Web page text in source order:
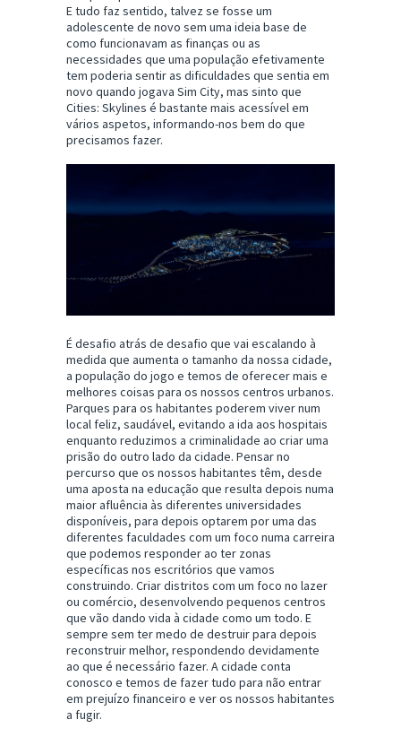
E tudo faz sentido, talvez se fosse um
adolescente de novo sem uma ideia base de
como funcionavam as finanças ou as
necessidades que uma população efetivamente
tem poderia sentir as dificuldades que sentia em
novo quando jogava Sim City, mas sinto que
Cities: Skylines é bastante mais acessível em
vários aspetos, informando-nos bem do que
precisamos fazer.
É desafio atrás de desafio que vai escalando à
medida que aumenta o tamanho da nossa cidade,
a população do jogo e temos de oferecer mais e
melhores coisas para os nossos centros urbanos.
Parques para os habitantes poderem viver num
local feliz, saudável, evitando a ida aos hospitais
enquanto reduzimos a criminalidade ao criar uma
prisão do outro lado da cidade. Pensar no
percurso que os nossos habitantes têm, desde
uma aposta na educação que resulta depois numa
maior afluência às diferentes universidades
disponíveis, para depois optarem por uma das
diferentes faculdades com um foco numa carreira
que podemos responder ao ter zonas
específicas nos escritórios que vamos
construindo. Criar distritos com um foco no lazer
ou comércio, desenvolvendo pequenos centros
que vão dando vida à cidade como um todo. E
sempre sem ter medo de destruir para depois
reconstruir melhor, respondendo devidamente
ao que é necessário fazer. A cidade conta
conosco e temos de fazer tudo para não entrar
em prejuízo financeiro e ver os nossos habitantes
a fugir.